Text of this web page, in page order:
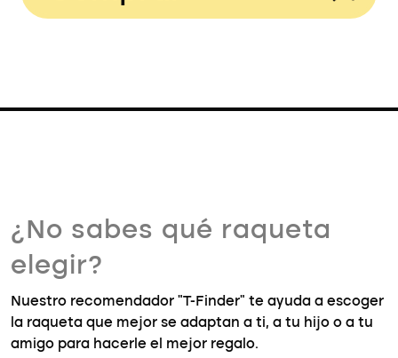
¿No sabes qué raqueta
elegir?
Nuestro recomendador "T-Finder" te ayuda a escoger
la raqueta que mejor se adaptan a ti, a tu hijo o a tu
amigo para hacerle el mejor regalo.